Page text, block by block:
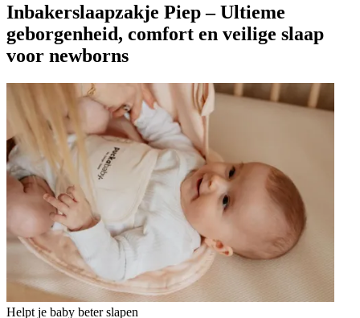
Inbakerslaapzakje Piep – Ultieme
geborgenheid, comfort en veilige slaap
voor newborns
Helpt je baby beter slapen